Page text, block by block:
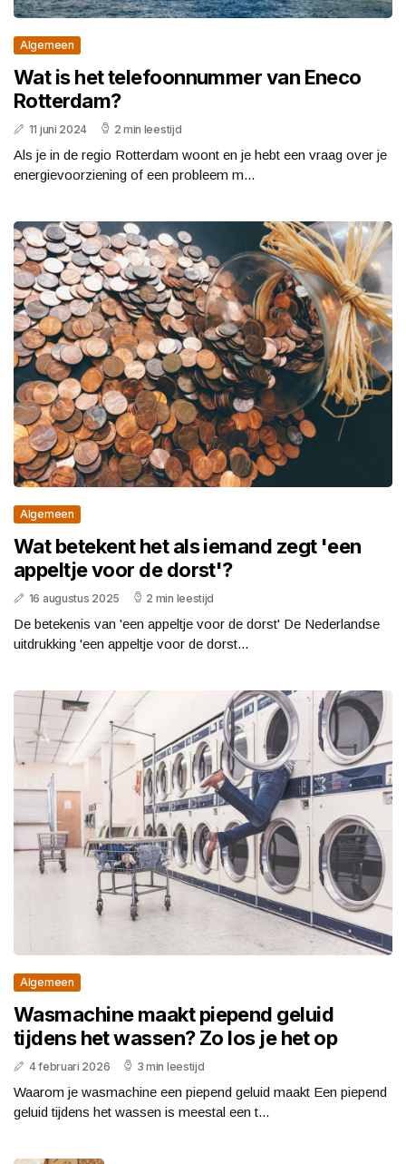
Algemeen
Wat is het telefoonnummer van Eneco
Rotterdam?
11 juni 2024 2 min leestijd
Als je in de regio Rotterdam woont en je hebt een vraag over je
energievoorziening of een probleem m...
Algemeen
Wat betekent het als iemand zegt 'een
appeltje voor de dorst'?
16 augustus 2025 2 min leestijd
De betekenis van 'een appeltje voor de dorst' De Nederlandse
uitdrukking 'een appeltje voor de dorst...
Algemeen
Wasmachine maakt piepend geluid
tijdens het wassen? Zo los je het op
4 februari 2026 3 min leestijd
Waarom je wasmachine een piepend geluid maakt Een piepend
geluid tijdens het wassen is meestal een t...